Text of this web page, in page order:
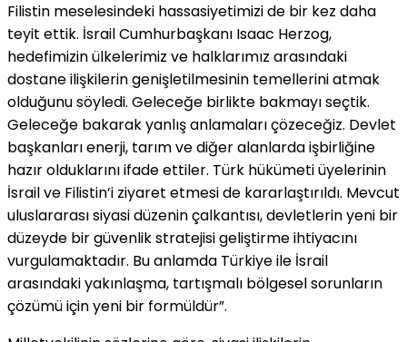
Filistin meselesindeki hassasiyetimizi de bir kez daha
teyit ettik. İsrail Cumhurbaşkanı Isaac Herzog,
hedefimizin ülkelerimiz ve halklarımız arasındaki
dostane ilişkilerin genişletilmesinin temellerini atmak
olduğunu söyledi. Geleceğe birlikte bakmayı seçtik.
Geleceğe bakarak yanlış anlamaları çözeceğiz. Devlet
başkanları enerji, tarım ve diğer alanlarda işbirliğine
hazır olduklarını ifade ettiler. Türk hükümeti üyelerinin
İsrail ve Filistin’i ziyaret etmesi de kararlaştırıldı. Mevcut
uluslararası siyasi düzenin çalkantısı, devletlerin yeni bir
düzeyde bir güvenlik stratejisi geliştirme ihtiyacını
vurgulamaktadır. Bu anlamda Türkiye ile İsrail
arasındaki yakınlaşma, tartışmalı bölgesel sorunların
çözümü için yeni bir formüldür”.